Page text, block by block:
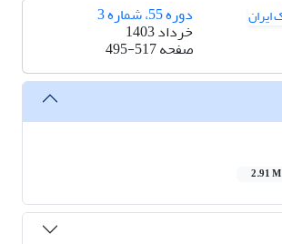
دوره 55، شماره 3
خرداد 1403
صفحه495-517
2.91 M